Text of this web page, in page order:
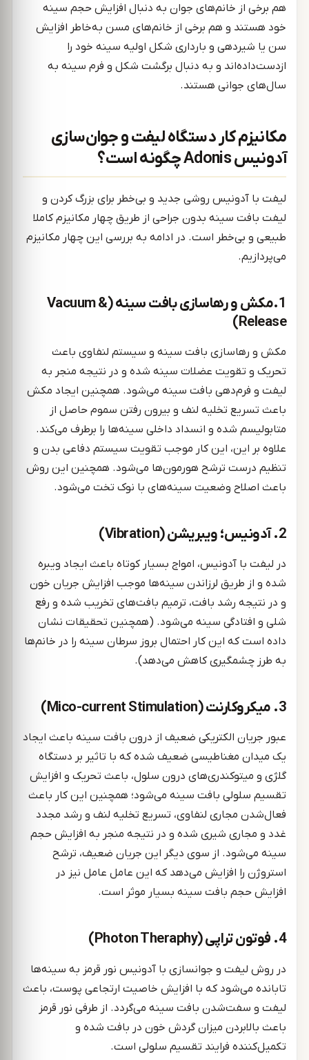
هم برخی از خانم‌های جوان به دنبال افزایش حجم سینه
خود هستند و هم برخی از خانم‌های مسن به‌خاطر افزایش
سن یا شیردهی و بارداری شکل اولیه سینه خود را
ازدست‌داده‌اند و به دنبال برگشت شکل و فرم سینه به
سال‌های جوانی هستند.
مکانیزم کار دستگاه لیفت و جوان‌سازی
آدونیس Adonis چگونه است؟
لیفت با آدونیس روشی جدید و بی‌خطر برای بزرگ کردن و
لیفت بافت سینه بدون جراحی از طریق چهار مکانیزم کاملا
طبیعی و بی‌خطر است. در ادامه به بررسی این چهار مکانیزم
می‌پردازیم.
1.مکش و رهاسازی بافت سینه (Vacuum &
Release)
مکش و رهاسازی بافت سینه و سیستم لنفاوی باعث
تحریک و تقویت عضلات سینه شده و در نتیجه منجر به
لیفت و فرم‌دهی بافت سینه می‌شود. همچنین ایجاد مکش
باعث تسریع تخلیه لنف و بیرون رفتن سموم حاصل از
متابولیسم شده و انسداد داخلی سینه‌ها را برطرف می‌کند.
علاوه بر این، این کار موجب تقویت سیستم دفاعی بدن و
تنظیم درست ترشح هورمون‌ها می‌شود. همچنین این روش
باعث اصلاح وضعیت سینه‌های با نوک تخت می‌شود.
2. آدونیس؛ ویبریشن (Vibration)
در لیفت با آدونیس، امواج بسیار کوتاه باعث ایجاد ویبره
شده و از طریق لرزاندن سینه‌ها موجب افزایش جریان خون
و در نتیجه رشد بافت، ترمیم بافت‌های تخریب شده و رفع
شلی و افتادگی سینه می‌شود. (همچنین تحقیقات نشان
داده است که این کار احتمال بروز سرطان سینه را در خانم‌ها
به طرز چشمگیری کاهش می‌دهد).
3. میکروکارنت (Mico-current Stimulation)
عبور جریان الکتریکی ضعیف از درون بافت سینه باعث ایجاد
یک میدان مغناطیسی ضعیف شده که با تاثیر بر دستگاه
گلژی و میتوکندری‌های درون سلول، باعث تحریک و افزایش
تقسیم سلولی بافت سینه می‌شود؛ همچنین این کار باعث
فعال‌شدن مجاری لنفاوی، تسریع تخلیه لنف و رشد مجدد
غدد و مجاری شیری شده و در نتیجه منجر به افزایش حجم
سینه می‌شود. از سوی دیگر این جریان ضعیف، ترشح
استروژن را افزایش می‌دهد که این عامل عامل نیز در
افزایش حجم بافت سینه بسیار موثر است.
4. فوتون تراپی (Photon Theraphy)
در روش لیفت و جوانسازی با آدونیس نور قرمز به سینه‌ها
تابانده می‌شود که با افزایش خاصیت ارتجاعی پوست، باعث
لیفت و سفت‌شدن بافت سینه می‌گردد. از طرفی نور قرمز
باعث بالابردن میزان گردش خون در بافت شده و
تکمیل‌کننده فرایند تقسیم سلولی است.